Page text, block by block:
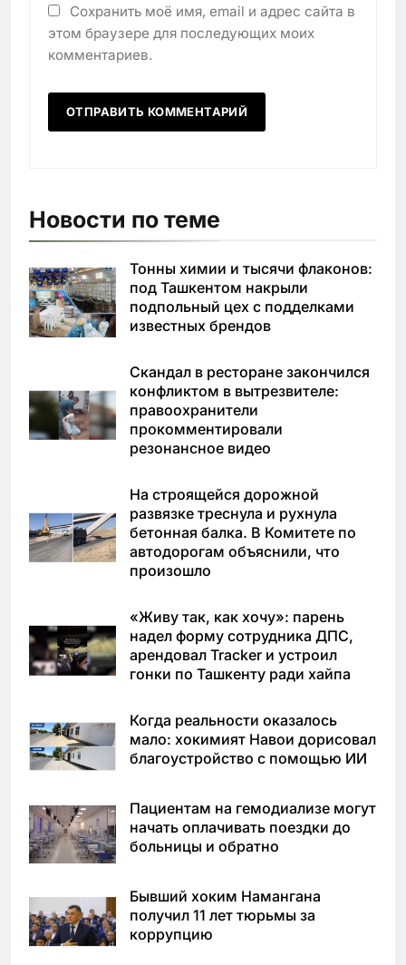
Сохранить моё имя, email и адрес сайта в
этом браузере для последующих моих
комментариев.
Новости по теме
Тонны химии и тысячи флаконов:
под Ташкентом накрыли
подпольный цех с подделками
известных брендов
Скандал в ресторане закончился
конфликтом в вытрезвителе:
правоохранители
прокомментировали
резонансное видео
На строящейся дорожной
развязке треснула и рухнула
бетонная балка. В Комитете по
автодорогам объяснили, что
произошло
«Живу так, как хочу»: парень
надел форму сотрудника ДПС,
арендовал Tracker и устроил
гонки по Ташкенту ради хайпа
Когда реальности оказалось
мало: хокимият Навои дорисовал
благоустройство с помощью ИИ
Пациентам на гемодиализе могут
начать оплачивать поездки до
больницы и обратно
Бывший хоким Намангана
получил 11 лет тюрьмы за
коррупцию